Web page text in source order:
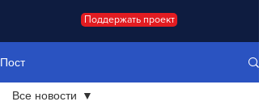
Поддержать проект
Пост
Все новости